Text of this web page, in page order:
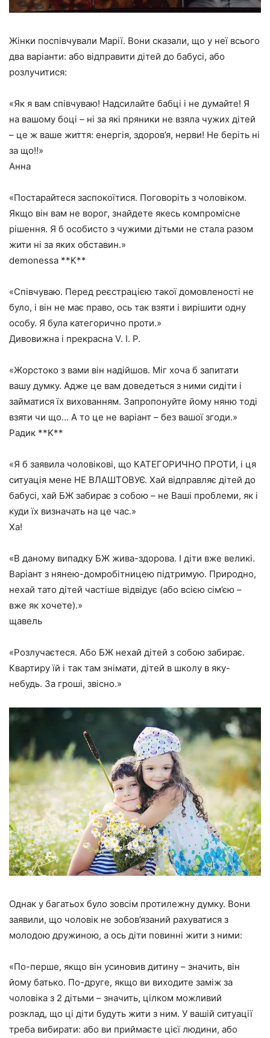
Жінки поспівчували Марії. Вони сказали, що у неї всього
два варіанти: або відправити дітей до бабусі, або
розлучитися:
«Як я вам співчуваю! Надсилайте бабці і не думайте! Я
на вашому боці – ні за які пряники не взяла чужих дітей
– це ж ваше життя: енергія, здоров’я, нерви! Не беріть ні
за що!!»
Анна
«Постарайтеся заспокоїтися. Поговоріть з чоловіком.
Якщо він вам не ворог, знайдете якесь компромісне
рішення. Я б особисто з чужими дітьми не стала разом
жити ні за яких обставин.»
demonessa **K**
«Співчуваю. Перед реєстрацією такої домовленості не
було, і він не має право, ось так взяти і вирішити одну
особу. Я була категорично проти.»
Дивовижна і прекрасна V. I. P.
«Жорстоко з вами він надійшов. Міг хоча б запитати
вашу думку. Адже це вам доведеться з ними сидіти і
займатися їх вихованням. Запропонуйте йому няню тоді
взяти чи що… А то це не варіант – без вашої згоди.»
Радик **K**
«Я б заявила чоловікові, що КАТЕГОРИЧНО ПРОТИ, і ця
ситуація мене НЕ ВЛАШТОВУЄ. Хай відправляє дітей до
бабусі, хай БЖ забирає з собою – не Ваші проблеми, як і
куди їх визначать на це час.»
Ха!
«В даному випадку БЖ жива-здорова. І діти вже великі.
Варіант з нянею-домробітницею підтримую. Природно,
нехай тато дітей частіше відвідує (або всією сім’єю –
вже як хочете).»
щавель
«Розлучаєтеся. Або БЖ нехай дітей з собою забирає.
Квартиру їй і так там знімати, дітей в школу в яку-
небудь. За гроші, звісно.»
Однак у багатьох було зовсім протилежну думку. Вони
заявили, що чоловік не зобов’язаний рахуватися з
молодою дружиною, а ось діти повинні жити з ними:
«По-перше, якщо він усиновив дитину – значить, він
йому батько. По-друге, якщо ви виходите заміж за
чоловіка з 2 дітьми – значить, цілком можливий
розклад, що ці діти будуть жити з ним. У вашій ситуації
треба вибирати: або ви приймаєте цієї людини, або